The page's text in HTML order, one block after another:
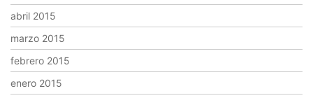
abril 2015
marzo 2015
febrero 2015
enero 2015